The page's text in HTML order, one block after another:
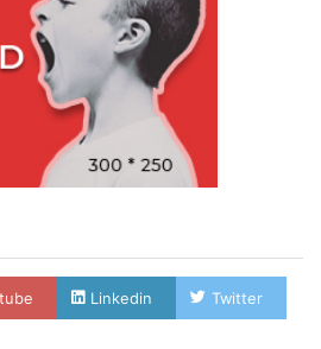
Linkedin Twitter